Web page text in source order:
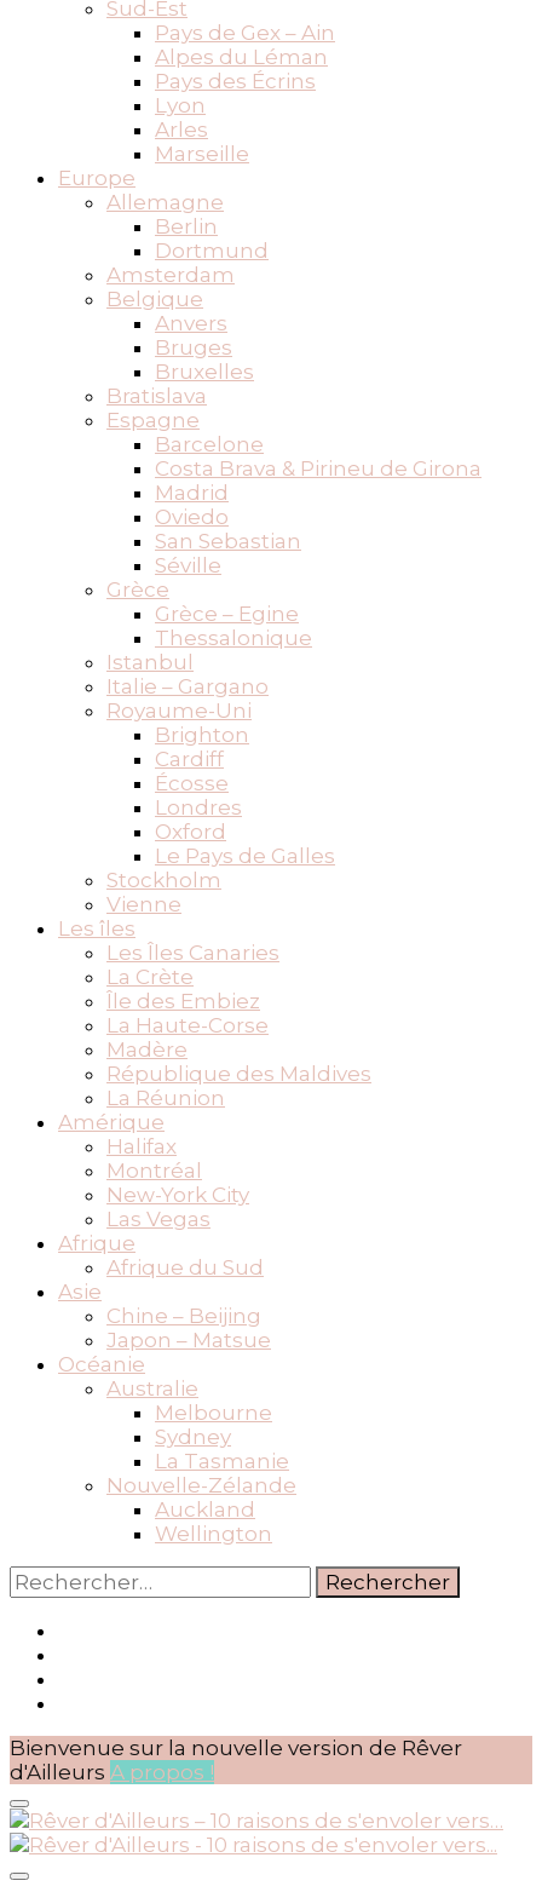
Sud-Est
Pays de Gex – Ain
Alpes du Léman
Pays des Écrins
Lyon
Arles
Marseille
Europe
Allemagne
Berlin
Dortmund
Amsterdam
Belgique
Anvers
Bruges
Bruxelles
Bratislava
Espagne
Barcelone
Costa Brava & Pirineu de Girona
Madrid
Oviedo
San Sebastian
Séville
Grèce
Grèce – Egine
Thessalonique
Istanbul
Italie – Gargano
Royaume-Uni
Brighton
Cardiff
Écosse
Londres
Oxford
Le Pays de Galles
Stockholm
Vienne
Les îles
Les Îles Canaries
La Crète
Île des Embiez
La Haute-Corse
Madère
République des Maldives
La Réunion
Amérique
Halifax
Montréal
New-York City
Las Vegas
Afrique
Afrique du Sud
Asie
Chine – Beijing
Japon – Matsue
Océanie
Australie
Melbourne
Sydney
La Tasmanie
Nouvelle-Zélande
Auckland
Wellington
Rechercher :
Bienvenue sur la nouvelle version de Rêver
d'Ailleurs A propos !